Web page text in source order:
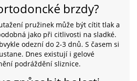
brzdy?
pružinek může být cítit tlak a
jako při citlivosti na sladké.
odezní do 2-3 dnů. S časem si
Dnes existují i gelové
podráždění sliznice.